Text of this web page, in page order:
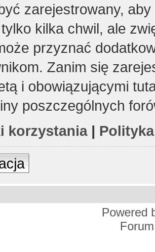
zarejestrowany,
kilka chwil, ale
przyznać
Zanim się
i obowiązującymi
poszczególnych
korzystania|
Powered